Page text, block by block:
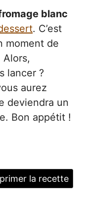
blanc
. C’est
moment de
lancer ?
aurez
deviendra un
Bon appétit !
la recette